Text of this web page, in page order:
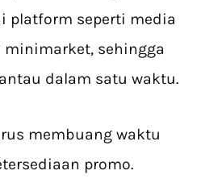
platform seperti media
sehingga
dalam satu waktu.
membuang waktu
promo.